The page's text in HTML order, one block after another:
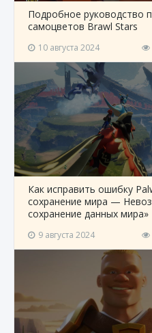
Подробное руководство
самоцветов Brawl Stars
10 августа 2024
Как исправить ошибку
сохранение мира —
сохранение данных мира»
9 августа 2024